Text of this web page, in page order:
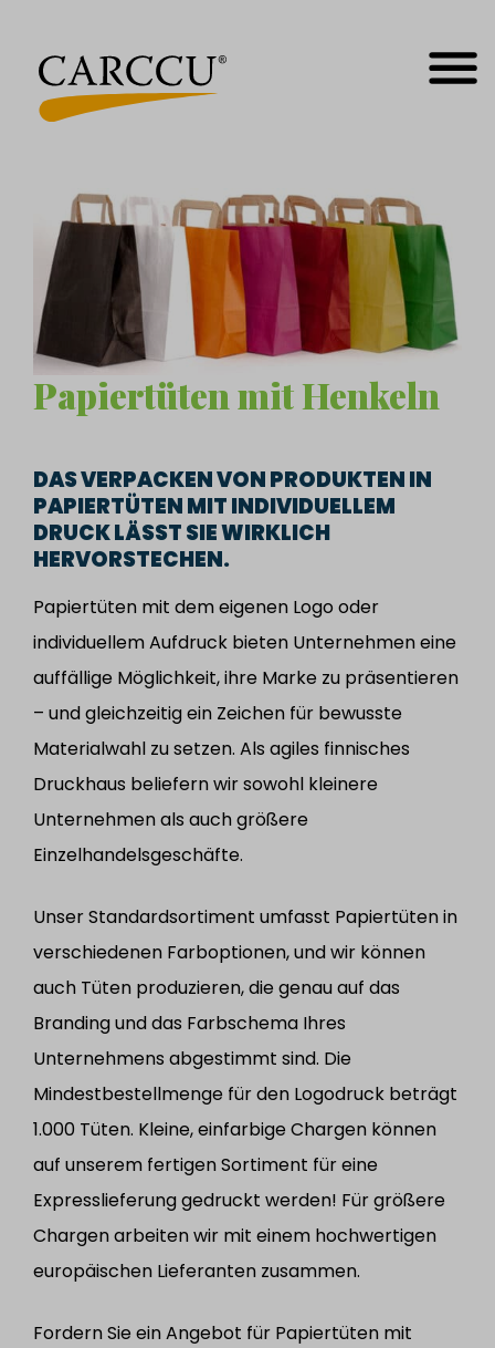
springen
Papiertüten mit Henkeln
DAS VERPACKEN VON PRODUKTEN IN
PAPIERTÜTEN MIT INDIVIDUELLEM
DRUCK LÄSST SIE WIRKLICH
HERVORSTECHEN.
Papiertüten mit dem eigenen Logo oder
individuellem Aufdruck bieten Unternehmen eine
auffällige Möglichkeit, ihre Marke zu präsentieren
– und gleichzeitig ein Zeichen für bewusste
Materialwahl zu setzen. Als agiles finnisches
Druckhaus beliefern wir sowohl kleinere
Unternehmen als auch größere
Einzelhandelsgeschäfte.
Unser Standardsortiment umfasst Papiertüten in
verschiedenen Farboptionen, und wir können
auch Tüten produzieren, die genau auf das
Branding und das Farbschema Ihres
Unternehmens abgestimmt sind. Die
Mindestbestellmenge für den Logodruck beträgt
1.000 Tüten. Kleine, einfarbige Chargen können
auf unserem fertigen Sortiment für eine
Expresslieferung gedruckt werden! Für größere
Chargen arbeiten wir mit einem hochwertigen
europäischen Lieferanten zusammen.
Fordern Sie ein Angebot für Papiertüten mit